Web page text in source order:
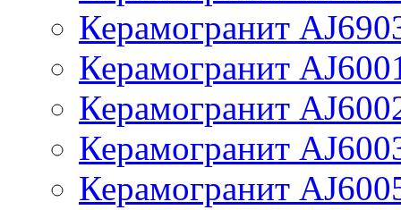
Керамогранит
Керамогранит
Керамогранит
Керамогранит
Керамогранит